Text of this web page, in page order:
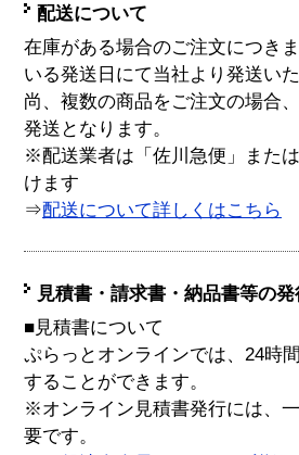
配送について
在庫がある場合のご注文につき
いる発送日にて当社より発送い
尚、複数の商品をご注文の場合
発送となります。
※配送業者は「佐川急便」また
けます
⇒配送について詳しくはこちら
見積書・請求書・納品書等の
■見積書について
ぷらっとオンラインでは、24時
することができます。
※オンライン見積書発行には、
要です。